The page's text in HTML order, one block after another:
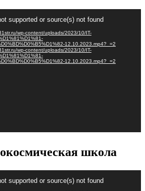
supported or source(s) not found
wp-content/uploads/2023/10/IT-
12.10.2023.mp4?_=2
wp-content/uploads/2023/10/IT-
12.10.2023.mp4?_=2
школа
supported or source(s) not found